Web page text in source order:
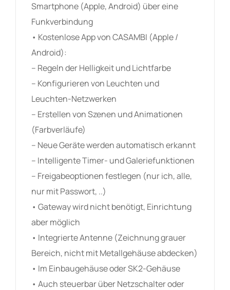
Smartphone (Apple, Android) über eine
Funkverbindung
• Kostenlose App von CASAMBI (Apple /
Android):
– Regeln der Helligkeit und Lichtfarbe
– Konfigurieren von Leuchten und
Leuchten-Netzwerken
– Erstellen von Szenen und Animationen
(Farbverläufe)
– Neue Geräte werden automatisch erkannt
– Intelligente Timer- und Galeriefunktionen
– Freigabeoptionen festlegen (nur ich, alle,
nur mit Passwort, ..)
• Gateway wird nicht benötigt, Einrichtung
aber möglich
• Integrierte Antenne (Zeichnung grauer
Bereich, nicht mit Metallgehäuse abdecken)
• Im Einbaugehäuse oder SK2-Gehäuse
• Auch steuerbar über Netzschalter oder